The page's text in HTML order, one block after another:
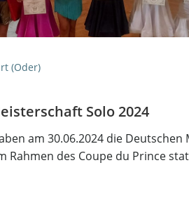
(Oder)
Solo 2024
am 30.06.2024 die
Rah­men des Cou­pe du Prin­ce